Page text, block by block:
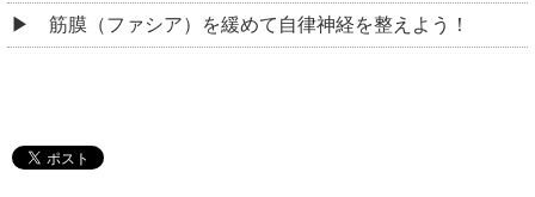
筋膜（ファシア）を緩めて自律神経を整えよう！